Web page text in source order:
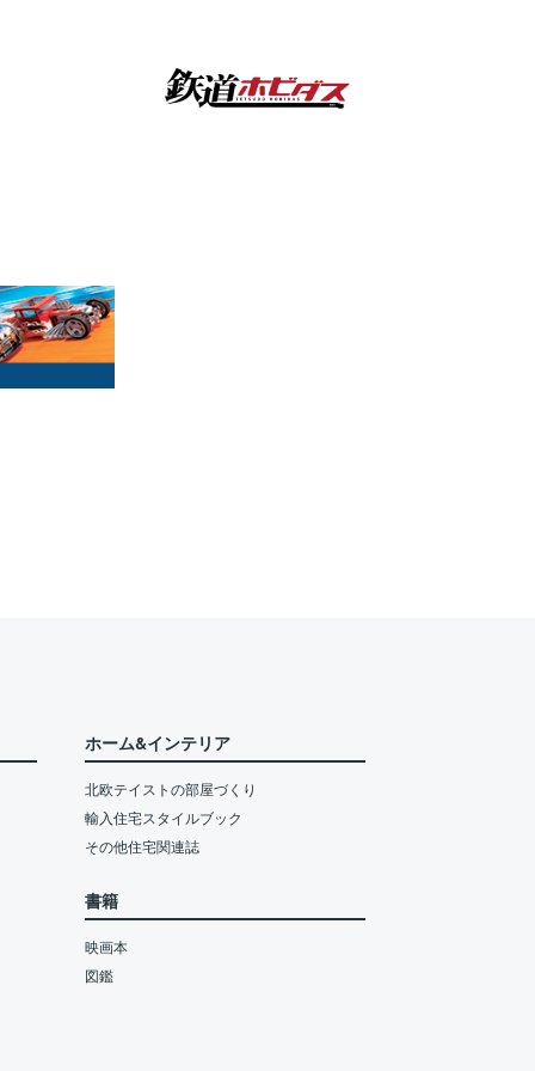
ホーム&インテリア
北欧テイストの部屋づくり
輸入住宅スタイルブック
その他住宅関連誌
書籍
映画本
図鑑